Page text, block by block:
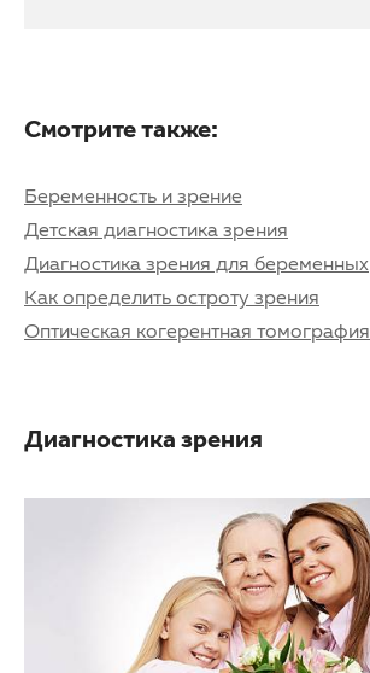
Смотрите также:
Беременность и зрение
Детская диагностика зрения
Диагностика зрения для беременных
Как определить остроту зрения
Оптическая когерентная томография
Диагностика зрения